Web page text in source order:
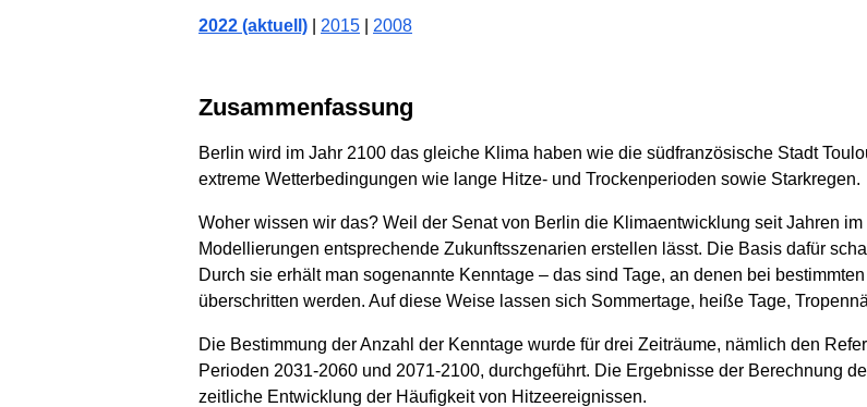
2022 (aktuell) 2015 2008
Zusammenfassung
Berlin wird im Jahr 2100 das gleiche Klima haben wie die südfranzösische Stadt
extreme Wetterbedingungen wie lange Hitze- und Trockenperioden sowie Starkregen.
Woher wissen wir das? Weil der Senat von Berlin die Klimaentwicklung seit Jahren
Modellierungen entsprechende Zukunftsszenarien erstellen lässt. Die Basis dafür
Durch sie erhält man sogenannte Kenntage – das sind Tage, an denen bei
überschritten werden. Auf diese Weise lassen sich Sommertage, heiße Tage,
Die Bestimmung der Anzahl der Kenntage wurde für drei Zeiträume, nämlich den
Perioden 2031-2060 und 2071-2100, durchgeführt. Die Ergebnisse der Berechnung
zeitliche Entwicklung der Häufigkeit von Hitzeereignissen.